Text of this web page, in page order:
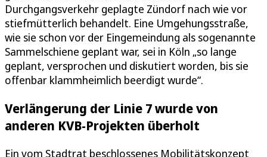
Durchgangsverkehr geplagte Zündorf nach wie vor
stiefmütterlich behandelt. Eine Umgehungsstraße,
wie sie schon vor der Eingemeindung als sogenannte
Sammelschiene geplant war, sei in Köln „so lange
geplant, versprochen und diskutiert worden, bis sie
offenbar klammheimlich beerdigt wurde“.
Verlängerung der Linie 7 wurde von
anderen KVB-Projekten überholt
Ein vom Stadtrat beschlossenes Mobilitätskonzept